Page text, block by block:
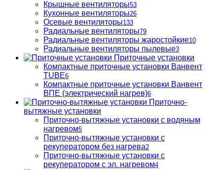
Крышные вентиляторы53
Кухонные вентиляторы26
Осевые вентиляторы133
Радиальные вентиляторы79
Радиальные вентиляторы жаростойкие10
Радиальные вентиляторы пылевые3
Приточные установки
Компактные приточные установки Ванвент
TUBE6
Компактные приточные установки Ванвент
ВПЕ (электрический нагрев)6
Приточно-
вытяжные установки
Приточно-вытяжные установки с водяным
нагревом5
Приточно-вытяжные установки с
рекуператором без нагрева2
Приточно-вытяжные установки с
рекуператором с эл. нагревом4